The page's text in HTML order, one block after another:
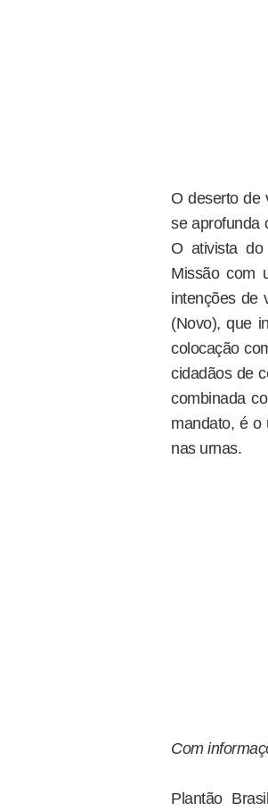
O deserto de
se aprofunda
O ativista do
Missão com
intenções de
(Novo), que
colocação
cidadãos de
combinada
mandato, é o
nas urnas.
Com
Plantão